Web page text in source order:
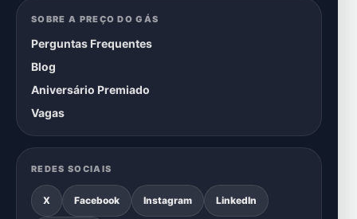
SOBRE A PREÇO DO GÁS
Perguntas Frequentes
Blog
Aniversário Premiado
Vagas
REDES SOCIAIS
X Facebook Instagram LinkedIn